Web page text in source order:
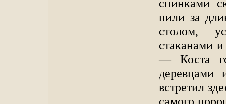
спинками
пили за
столом,
стаканами
— Коста
встретил